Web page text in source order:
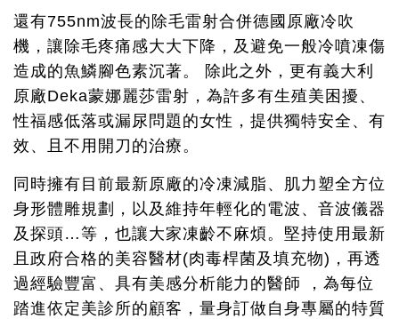
還有755nm波長的除毛雷射合併德國原廠冷吹
機，讓除毛疼痛感大大下降，及避免一般冷噴凍傷
造成的魚鱗腳色素沉著。 除此之外，更有義大利
原廠Deka蒙娜麗莎雷射，為許多有生殖美困擾、
性福感低落或漏尿問題的女性，提供獨特安全、有
效、且不用開刀的治療。
同時擁有目前最新原廠的冷凍減脂、肌力塑全方位
身形體雕規劃，以及維持年輕化的電波、音波儀器
及探頭…等，也讓大家凍齡不麻煩。堅持使用最新
且政府合格的美容醫材(肉毒桿菌及填充物)，再透
過經驗豐富、具有美感分析能力的醫師 ，為每位
踏進依定美診所的顧客，量身訂做自身專屬的特質